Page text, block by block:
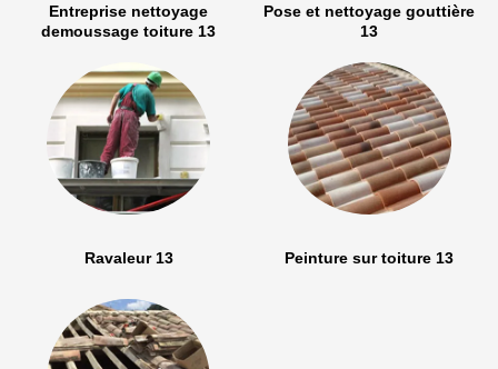
Entreprise nettoyage
demoussage toiture 13
Pose et nettoyage gouttière
13
Ravaleur 13 Peinture sur toiture 13